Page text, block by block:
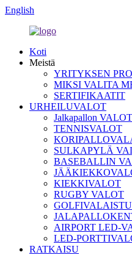
English
Koti
Meistä
YRITYKSEN
MIKSI VALITA
SERTIFIKAATIT
URHEILUVALOT
Jalkapallon VALOT
TENNISVALOT
SULKAPYLÄ
BASEBALLIN
KIEKKIVALOT
RUGBY VALOT
AIRPORT LED-
LED-
RATKAISU